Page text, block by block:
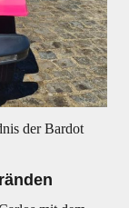
der Bardot